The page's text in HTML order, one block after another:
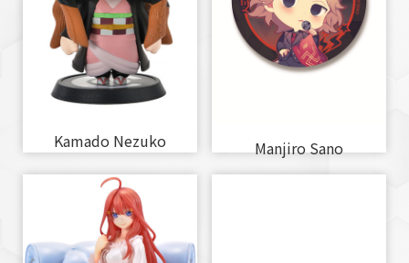
Kamado Nezuko Manjiro Sano